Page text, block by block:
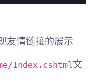
友情链接的展示
Index.cshtml文